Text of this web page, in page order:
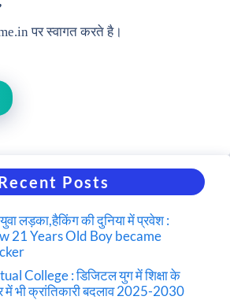
पर स्वागत करते है।
Posts
लड़का,हैकिंग की दुनिया में प्रवेश :
21 Years Old Boy became
College : डिजिटल युग में शिक्षा के
में भी क्रांतिकारी बदलाव 2025-2030